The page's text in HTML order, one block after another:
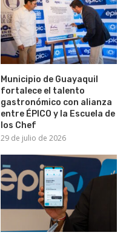
Municipio de Guayaquil
fortalece el talento
gastronómico con alianza
entre ÉPICO y la Escuela de
los Chef
29 de julio de 2026